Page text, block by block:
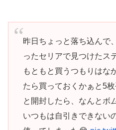
昨日ちょっと落ち込んで
ったセリアで見つけたス
もともと買うつもりはな
たら買っておくかぁと5
と開封したら、なんとボ
いつもは自引きできない